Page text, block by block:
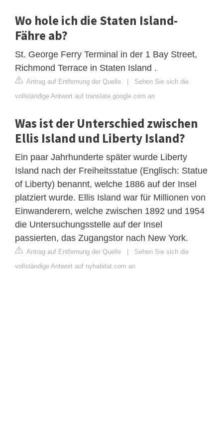
Wo hole ich die Staten Island-
Fähre ab?
St. George Ferry Terminal in der 1 Bay Street,
Richmond Terrace in Staten Island .
Antrag auf Entfernung der Quelle | Sehen Sie sich die
vollständige Antwort auf translate.google.com an
Was ist der Unterschied zwischen
Ellis Island und Liberty Island?
Ein paar Jahrhunderte später wurde Liberty
Island nach der Freiheitsstatue (Englisch: Statue
of Liberty) benannt, welche 1886 auf der Insel
platziert wurde. Ellis Island war für Millionen von
Einwanderern, welche zwischen 1892 und 1954
die Untersuchungsstelle auf der Insel
passierten, das Zugangstor nach New York.
Antrag auf Entfernung der Quelle | Sehen Sie sich die
vollständige Antwort auf nyhabitat.com an